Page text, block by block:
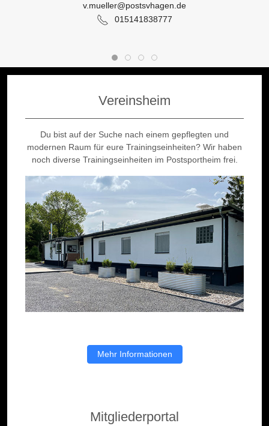
v.mueller@postsvhagen.de
015141838777
Vereinsheim
Du bist auf der Suche nach einem gepflegten und
modernen Raum für eure Trainingseinheiten? Wir haben
noch diverse Trainingseinheiten im Postsportheim frei.
Mehr Informationen
Mitgliederportal